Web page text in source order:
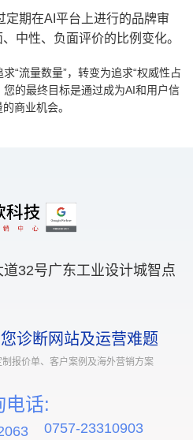
定期在AI平台上进行的品牌审
中性、负面评价的比例变化。
求“流量数量”，转变为追求“权威性占
您的最终目标是通过成为AI和用户信
商业机会。
32号广东工业设计城智点
诊断网站及运营难题
报价单、客户案例及海外营销方案
电话:
0757-23310903